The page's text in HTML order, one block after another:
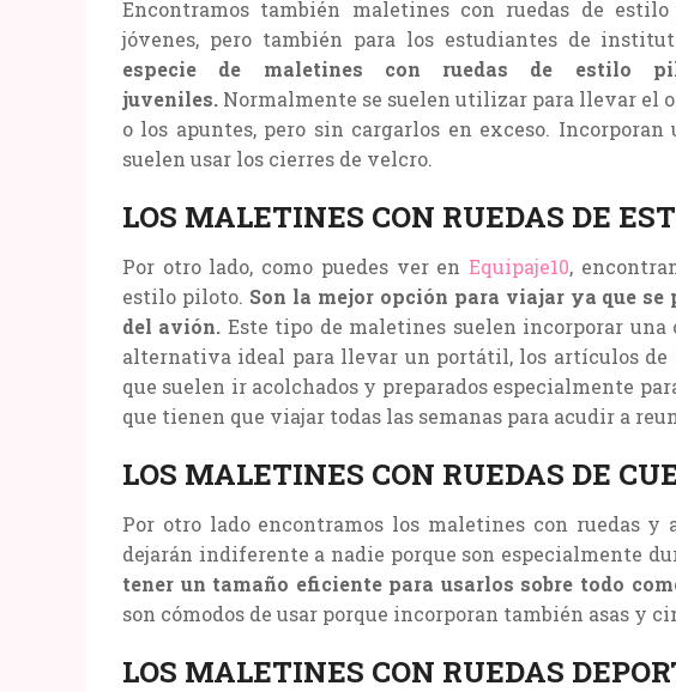
Encontramos también maletines con ruedas de
jóvenes, pero también para los estudiantes de
especie de maletines con ruedas de estilo
juveniles. Normalmente se suelen utilizar para llevar el
o los apuntes, pero sin cargarlos en exceso.
suelen usar los cierres de velcro.
LOS MALETINES CON RUEDAS DE
Por otro lado, como puedes ver en Equipaje10,
estilo piloto. Son la mejor opción para viajar ya que
del avión. Este tipo de maletines suelen incorporar una
alternativa ideal para llevar un portátil, los artículos de
que suelen ir acolchados y preparados especialmente
que tienen que viajar todas las semanas para acudir a
LOS MALETINES CON RUEDAS DE
Por otro lado encontramos los maletines con ruedas y
dejarán indiferente a nadie porque son especialmente
tener un tamaño eficiente para usarlos sobre todo
son cómodos de usar porque incorporan también asas y
LOS MALETINES CON RUEDAS